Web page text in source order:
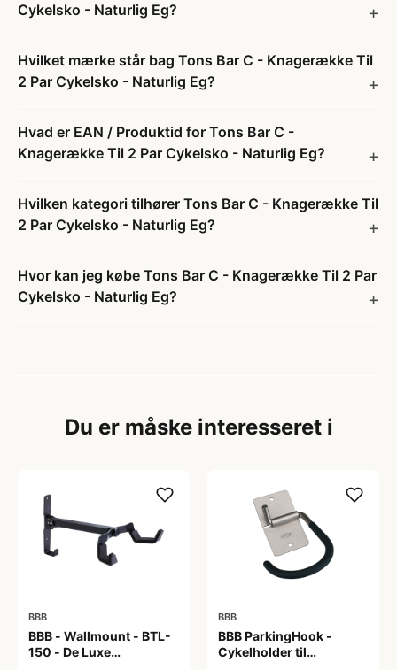
Cykelsko - Naturlig Eg?
Hvilket mærke står bag Tons Bar C - Knagerække Til
2 Par Cykelsko - Naturlig Eg?
Hvad er EAN / Produktid for Tons Bar C -
Knagerække Til 2 Par Cykelsko - Naturlig Eg?
Hvilken kategori tilhører Tons Bar C - Knagerække Til
2 Par Cykelsko - Naturlig Eg?
Hvor kan jeg købe Tons Bar C - Knagerække Til 2 Par
Cykelsko - Naturlig Eg?
Du er måske interesseret i
BBB
BBB - Wallmount - BTL-
150 - De Luxe
BBB
BBB ParkingHook -
Cykelholder til